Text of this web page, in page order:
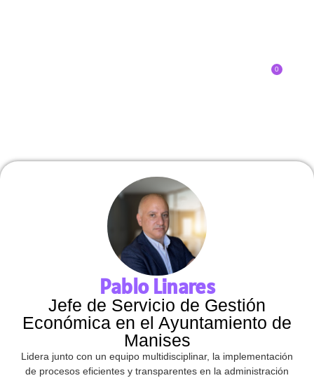
0
Pablo Linares
Jefe de Servicio de Gestión
Económica en el Ayuntamiento de
Manises
Lidera junto con un equipo multidisciplinar, la implementación
de procesos eficientes y transparentes en la administración